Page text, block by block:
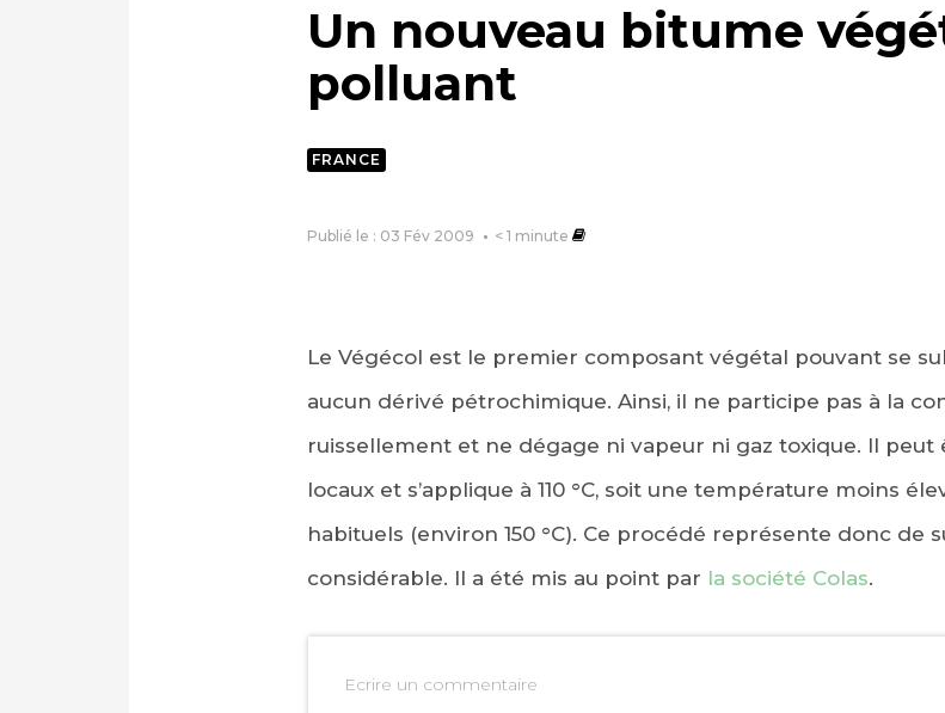
Un nouveau bitume
polluant
FRANCE
Publié le : 03 Fév 2009 < 1 minute
Le Végécol est le premier composant végétal pouvant se
aucun dérivé pétrochimique. Ainsi, il ne participe pas à la
ruissellement et ne dégage ni vapeur ni gaz toxique. Il peut
locaux et s’applique à 110 °C, soit une température moins
habituels (environ 150 °C). Ce procédé représente donc de
considérable. Il a été mis au point par la société Colas.
Ecrire un commentaire